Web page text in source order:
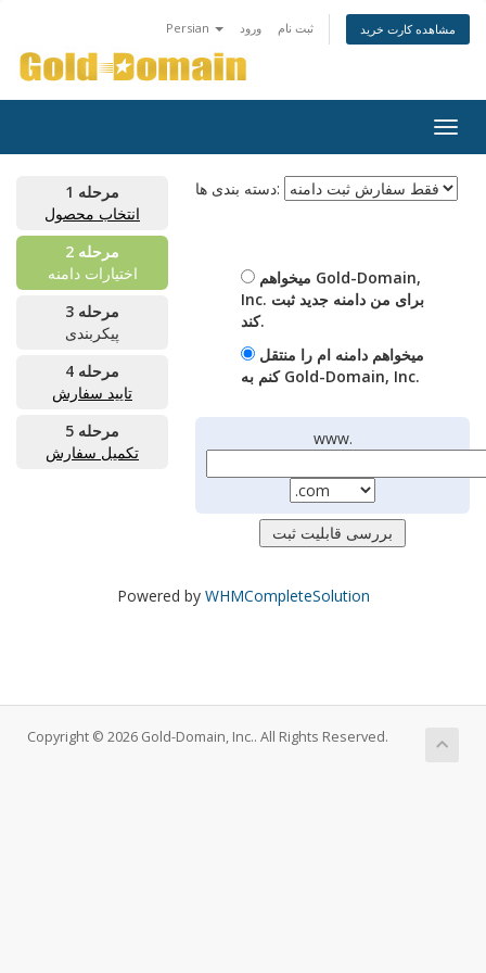
Persian ورود ثبت نام مشاهده کارت خرید
مرحله 1
انتخاب محصول
مرحله 2
اختیارات دامنه
مرحله 3
پیکربندی
مرحله 4
تایید سفارش
مرحله 5
تکمیل سفارش
دسته بندی ها:
Inc. برای من دامنه جدید ثبت
کند.
کنم به Gold-Domain, Inc.
www.
Powered by WHMCompleteSolution
Copyright © 2026 Gold-Domain, Inc.. All Rights Reserved.